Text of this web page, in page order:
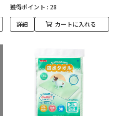
獲得ポイント : 28
詳細 カートに入れる